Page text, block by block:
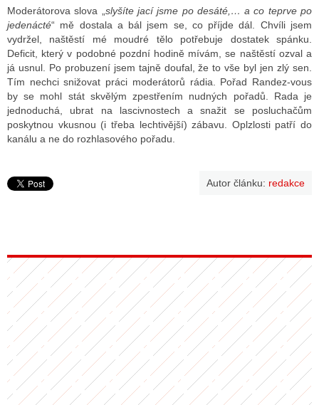
Moderátorova slova „ slyšíte jací jsme po desáté,… a co teprve po
jedenácté“ mě dostala a bál jsem se, co příjde dál. Chvíli jsem
vydržel, naštěstí mé moudré tělo potřebuje dostatek spánku.
Deficit, který v podobné pozdní hodině mívám, se naštěstí ozval a
já usnul. Po probuzení jsem tajně doufal, že to vše byl jen zlý sen.
Tím nechci snižovat práci moderátorů rádia. Pořad Randez-vous
by se mohl stát skvělým zpestřením nudných pořadů. Rada je
jednoduchá, ubrat na lascivnostech a snažit se posluchačům
poskytnou vkusnou (i třeba lechtivější) zábavu. Oplzlosti patří do
kanálu a ne do rozhlasového pořadu.
Autor článku: redakce